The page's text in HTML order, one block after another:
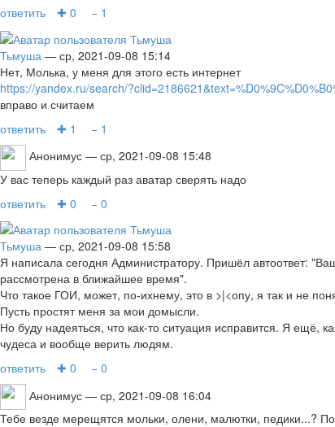
ответить
✚ 0 − 1
Тьмуша — ср, 2021-09-08 15:14
Нет, Молька, у меня для этого есть интернет
https://yandex.ru/search/
вправо и считаем
ответить
✚ 1
− 1
Анонимус — ср, 2021-09-08 15:48
У вас теперь каждый раз аватар сверять надо
ответить
✚ 0 − 0
Тьмуша — ср, 2021-09-08 15:58
Я написала сегодня Администратору. Пришёл автоответ:
рассмотрена в ближайшее время".
Что такое ГОИ, может, по-ихнему, это в >|<опу, я так и не
Пусть простят меня за мои домысли.
Но буду надеяться, что как-то ситуация исправится. Я ещё,
чудеса и вообще верить людям.
ответить
✚ 0
− 0
Анонимус — ср, 2021-09-08 16:04
Тебе везде мерещятся мольки, олени, малютки, педики...?